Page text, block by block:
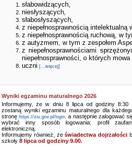
słabowidzących,
niesłyszących,
słabosłyszących,
z niepełnosprawnością intelektualną
z niepełnosprawnością ruchową, w
z autyzmem, w tym z zespołem
z niepełnosprawnościami
niepełnosprawności, o których
uczni [...więcej]
Wyniki egzaminu maturalnego 2026
Informujemy, że w dniu 8 lipca od godziny 8:30
zostaną wyniki egzaminu maturalnego dla
stronęhttps://ziu.gov.pl/login, a następnie zalogować
wybrać inny sposób logowania: profil
elektroniczną.
Informujemy również, żeświadectwa dojrzałości
szkoły 8 lipca od godziny 9.00.